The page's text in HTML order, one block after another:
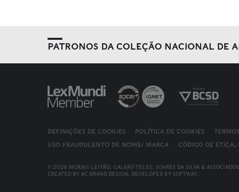
PATRONOS DA COLEÇÃO NACIONAL DE
DEFINIÇÕES DE COOKIES POLÍTICA DE COOKIES
USO FRAUDULENTO DE NOME/ MARCA
CÓDIGO DE ÉTICA,
© 2026 MORAIS LEITÃO, GALVÃO TELES, SOARES DA SILVA &
CREATED BY AC BRAND DESIGN. DEVELOPED BY SOFTWAY.